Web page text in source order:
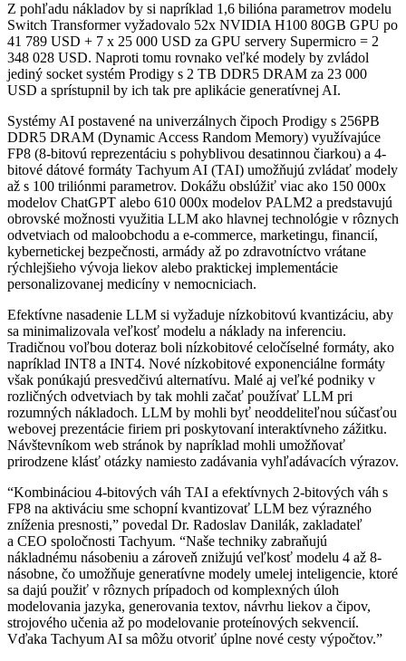
Z pohľadu nákladov by si napríklad 1,6 bilióna parametrov modelu
Switch Transformer vyžadovalo 52x NVIDIA H100 80GB GPU po
41 789 USD + 7 x 25 000 USD za GPU servery Supermicro = 2
348 028 USD. Naproti tomu rovnako veľké modely by zvládol
jediný socket systém Prodigy s 2 TB DDR5 DRAM za 23 000
USD a sprístupnil by ich tak pre aplikácie generatívnej AI.
Systémy AI postavené na univerzálnych čipoch Prodigy s 256PB
DDR5 DRAM (Dynamic Access Random Memory) využívajúce
FP8 (8-bitovú reprezentáciu s pohyblivou desatinnou čiarkou) a 4-
bitové dátové formáty Tachyum AI (TAI) umožňujú zvládať modely
až s 100 triliónmi parametrov. Dokážu obslúžiť viac ako 150 000x
modelov ChatGPT alebo 610 000x modelov PALM2 a predstavujú
obrovské možnosti využitia LLM ako hlavnej technológie v rôznych
odvetviach od maloobchodu a e-commerce, marketingu, financií,
kybernetickej bezpečnosti, armády až po zdravotníctvo vrátane
rýchlejšieho vývoja liekov alebo praktickej implementácie
personalizovanej medicíny v nemocniciach.
Efektívne nasadenie LLM si vyžaduje nízkobitovú kvantizáciu, aby
sa minimalizovala veľkosť modelu a náklady na inferenciu.
Tradičnou voľbou doteraz boli nízkobitové celočíselné formáty, ako
napríklad INT8 a INT4. Nové nízkobitové exponenciálne formáty
však ponúkajú presvedčivú alternatívu. Malé aj veľké podniky v
rozličných odvetviach by tak mohli začať používať LLM pri
rozumných nákladoch. LLM by mohli byť neoddeliteľnou súčasťou
webovej prezentácie firiem pri poskytovaní interaktívneho zážitku.
Návštevníkom web stránok by napríklad mohli umožňovať
prirodzene klásť otázky namiesto zadávania vyhľadávacích výrazov.
“Kombináciou 4-bitových váh TAI a efektívnych 2-bitových váh s
FP8 na aktiváciu sme schopní kvantizovať LLM bez výrazného
zníženia presnosti,” povedal Dr. Radoslav Danilák, zakladateľ
a CEO spoločnosti Tachyum. “Naše techniky zabraňujú
nákladnému násobeniu a zároveň znižujú veľkosť modelu 4 až 8-
násobne, čo umožňuje generatívne modely umelej inteligencie, ktoré
sa dajú použiť v rôznych prípadoch od komplexných úloh
modelovania jazyka, generovania textov, návrhu liekov a čipov,
strojového učenia až po modelovanie proteínových sekvencií.
Vďaka Tachyum AI sa môžu otvoriť úplne nové cesty výpočtov.”